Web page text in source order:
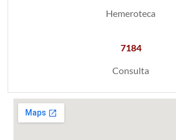
Hemeroteca
7184
Consulta